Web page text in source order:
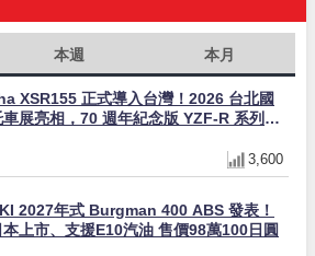
本週 本月
XSR155 正式導入台灣！2026 台北國
車展亮相，70 週年紀念版 YZF-R 系列限
3,600
2027年式 Burgman 400 ABS 發表！
上市、支援E10汽油 售價98萬100日圓